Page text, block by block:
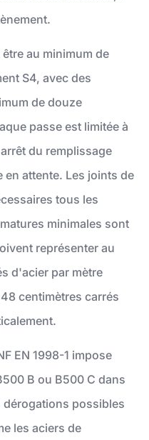
au minimum de
S4, avec des
de douze
passe est limitée à
du remplissage
attente. Les joints de
tous les
minimales sont
représenter au
d'acier par mètre
centimètres carrés
EN 1998-1 impose
B ou B500 C dans
dérogations possibles
les aciers de